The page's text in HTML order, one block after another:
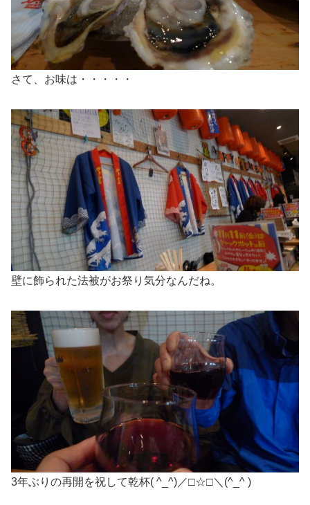
さて、お味は・・・・・
壁に飾られた法被がお祭り気分なんだね。
3年ぶりの再開を祝して乾杯( ^_^)／□☆□＼(^_^ )